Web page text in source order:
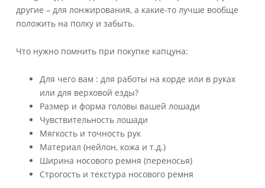
другие – для лонжирования, а какие-то лучше вообще
положить на полку и забыть.
Что нужно помнить при покупке капцуна:
Для чего вам : для работы на корде или в руках
или для верховой езды?
Размер и форма головы вашей лошади
Чувствительность лошади
Мягкость и точность рук
Материал (нейлон, кожа и т.д.)
Ширина носового ремня (переносья)
Строгость и текстура носового ремня